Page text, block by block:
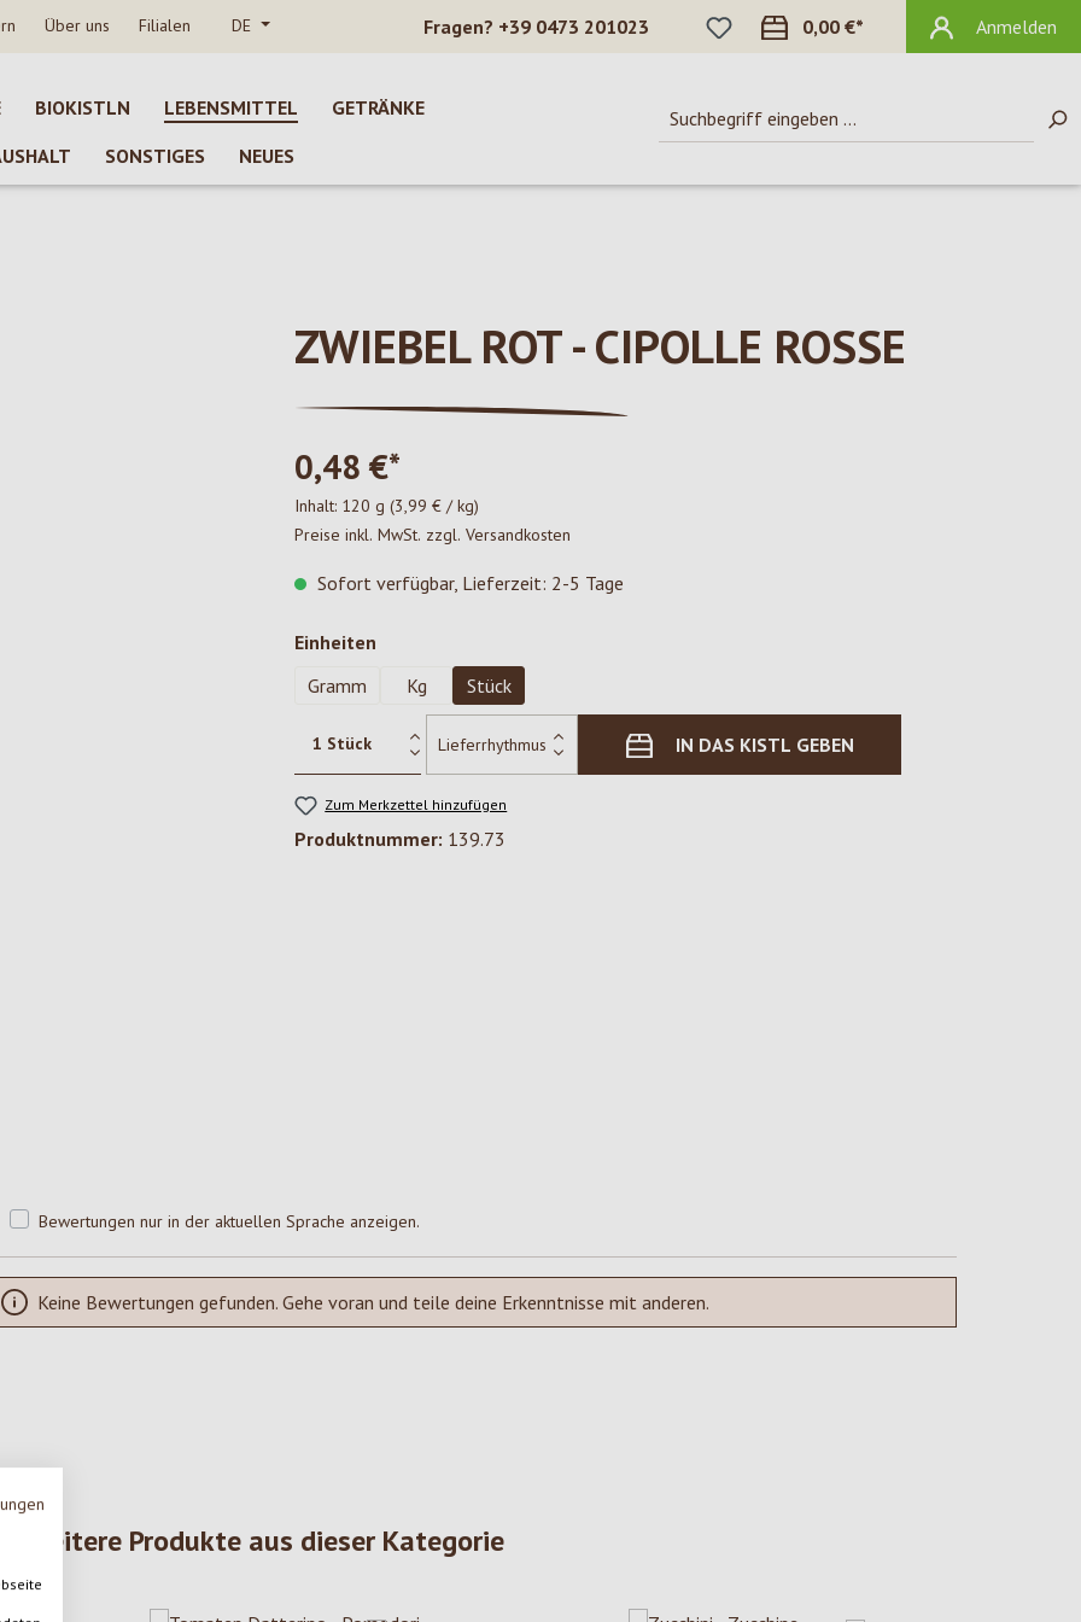
Über uns Filialen DE Fragen? +39 0473 201023
DU HAST 0 PRODUKTE AUF DEM
0,00 €* Anmelden
BIOKISTLN LEBENSMITTEL
GETRÄNKE
SONSTIGES NEUES
ZWIEBEL ROT - CIPOLLE ROSSE
0,48 €*
Inhalt: 120 g (3,99 € / kg)
Preise inkl. MwSt. zzgl. Versandkosten
Sofort verfügbar, Lieferzeit: 2-5 Tage
Einheiten
Gramm
Kg Stück
IN DAS KISTL GEBEN
Zum Merkzettel hinzufügen
Produktnummer: 139.73
Bewertungen nur in der aktuellen Sprache anzeigen.
Keine Bewertungen gefunden. Gehe voran und teile deine Erkenntnisse mit anderen.
Weitere Produkte aus dieser Kategorie